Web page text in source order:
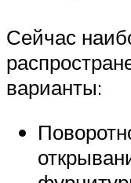
Сейчас
варианты: